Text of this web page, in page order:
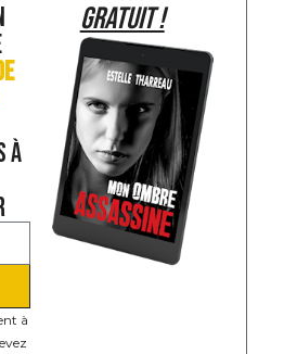
À
à
GRATUIT !